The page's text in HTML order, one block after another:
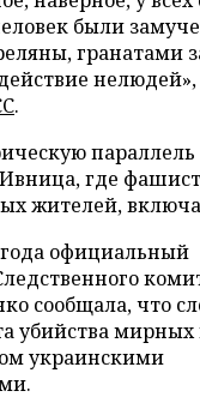
были
гранатами
нелюдей»,
.
параллель
Ивница, где
жителей,
официальный
сообщала, что
убийства мирных
украинскими